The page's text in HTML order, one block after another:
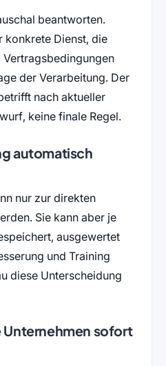
beantworten.
konkrete Dienst, die
der Verarbeitung. Der
nach aktueller
keine finale Regel.
automatisch
nur zur direkten
Sie kann aber je
ausgewertet
und Training
diese Unterscheidung
Unternehmen sofort